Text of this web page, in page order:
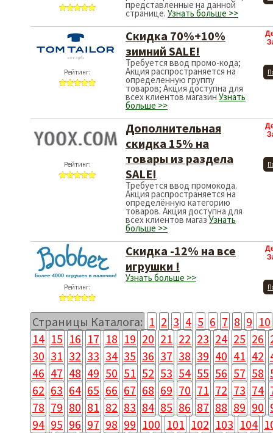
представленные на данной
странице. Узнать больше >>
Рейтинг:
Скидка 70%+10%
зимний SALE!
Требуется ввод промо-кода;
Акция распространяется на
определенную группу
товаров; Акция доступна для
всех клиентов магазин Узнать
больше >>
Рейтинг:
Дополнительная
скидка 15% на
товары из раздела
SALE!
Требуется ввод промокода.
Акция распространяется на
определённую категорию
товаров. Акция доступна для
всех клиентов магазУзнать
больше >>
Рейтинг:
Скидка -12% на все
игрушки !
Узнать больше >>
Страницы Каталога: 1 2 3 4 5 6 7 8 9 10
14 15 16 17 18 19 20 21 22 23 24 25 26
30 31 32 33 34 35 36 37 38 39 40 41 42
46 47 48 49 50 51 52 53 54 55 56 57 58
62 63 64 65 66 67 68 69 70 71 72 73 74
78 79 80 81 82 83 84 85 86 87 88 89 90
94 95 96 97 98 99 100 101 102 103 104